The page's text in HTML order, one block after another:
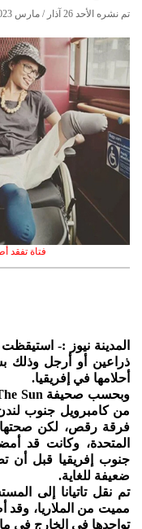
تم نشره الأحد 26 آذار / مارس 2023 04:50 مساءً
فتاة تفقد
المدينة نيوز :- استيقظت
ذراعين أو أرجل وذلك
أحلامها في إفريقيا.
من كامبرويل جنوب
فرقة رقص، لكن صحتها
المتحدة، وكانت قد
جنوب إفريقيا قبل أن
ضعيفة للغاية.
تم نقل تاتيانا إلى
مميت من الملاريا، وقد
تواجدها في الخارج في مايو